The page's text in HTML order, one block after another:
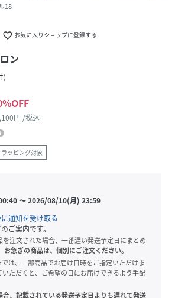
18
favorite_border お気に入りショップに登録する
ン
)
%OFF
円 /税込
ッピング対象
〜2026/08/10(月) 23:59
通知を受け取る
ご案内です。
注文された場合、一番遅い発送予定日にまとめ
お急ぎの商品は、個別にご注文ください。
は、一部商品でお届け日時をご指定いただけま
いただくと、ご希望の日にお届けできるよう手配
、記載されている発送予定日よりも遅れて発送